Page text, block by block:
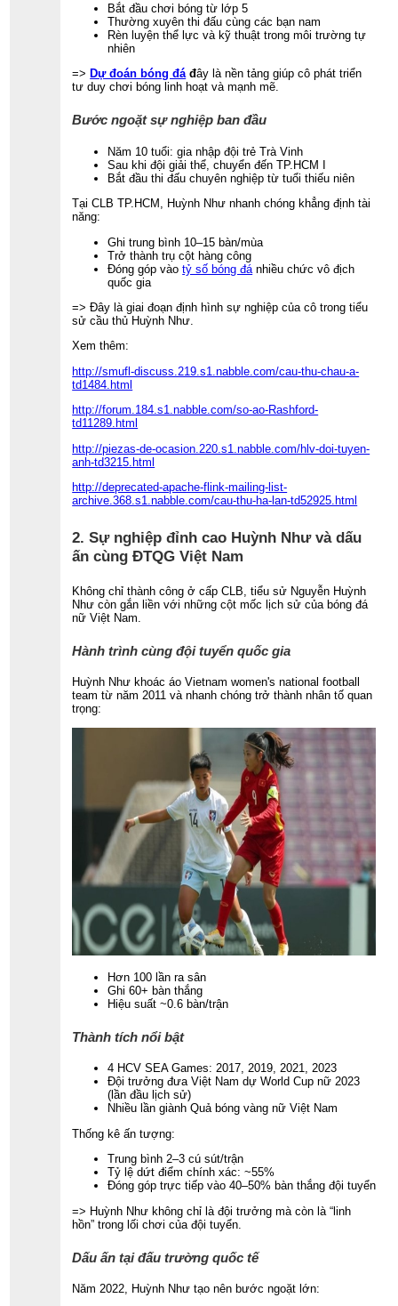
Bắt đầu chơi bóng từ lớp 5
Thường xuyên thi đấu cùng các bạn nam
Rèn luyện thể lực và kỹ thuật trong môi trường tự
nhiên
=> Dự đoán bóng đáđây là nền tảng giúp cô phát triển
tư duy chơi bóng linh hoạt và mạnh mẽ.
Bước ngoặt sự nghiệp ban đầu
Năm 10 tuổi: gia nhập đội trẻ Trà Vinh
Sau khi đội giải thể, chuyển đến TP.HCM I
Bắt đầu thi đấu chuyên nghiệp từ tuổi thiếu niên
Tại CLB TP.HCM, Huỳnh Như nhanh chóng khẳng định tài
năng:
Ghi trung bình 10–15 bàn/mùa
Trở thành trụ cột hàng công
Đóng góp vàotỷ số bóng đá nhiều chức vô địch
quốc gia
=> Đây là giai đoạn định hình sự nghiệp của cô trong tiểu
sử cầu thủ Huỳnh Như.
Xem thêm:
http://smufl-discuss.219.s1.nabble.com/cau-thu-chau-a-
td1484.html
http://forum.184.s1.nabble.com/so-ao-Rashford-
td11289.html
http://piezas-de-ocasion.220.s1.nabble.com/hlv-doi-tuyen-
anh-td3215.html
http://deprecated-apache-flink-mailing-list-
archive.368.s1.nabble.com/cau-thu-ha-lan-td52925.html
2. Sự nghiệp đỉnh cao Huỳnh Như và dấu
ấn cùng ĐTQG Việt Nam
Không chỉ thành công ở cấp CLB, tiểu sử Nguyễn Huỳnh
Như còn gắn liền với những cột mốc lịch sử của bóng đá
nữ Việt Nam.
Hành trình cùng đội tuyển quốc gia
Huỳnh Như khoác áo Vietnam women's national football
team từ năm 2011 và nhanh chóng trở thành nhân tố quan
trọng:
Hơn 100 lần ra sân
Ghi 60+ bàn thắng
Hiệu suất ~0.6 bàn/trận
Thành tích nổi bật
4 HCV SEA Games: 2017, 2019, 2021, 2023
Đội trưởng đưa Việt Nam dự World Cup nữ 2023
(lần đầu lịch sử)
Nhiều lần giành Quả bóng vàng nữ Việt Nam
Thống kê ấn tượng:
Trung bình 2–3 cú sút/trận
Tỷ lệ dứt điểm chính xác: ~55%
Đóng góp trực tiếp vào 40–50% bàn thắng đội tuyển
=> Huỳnh Như không chỉ là đội trưởng mà còn là “linh
hồn” trong lối chơi của đội tuyển.
Dấu ấn tại đấu trường quốc tế
Năm 2022, Huỳnh Như tạo nên bước ngoặt lớn: